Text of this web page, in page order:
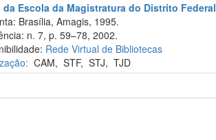
da Escola da Magistratura do Distrito Federal
Brasília, Amagis, 1995.
n. 7, p. 59–78, 2002.
Rede Virtual de Bibliotecas
CAM,STF,STJ,TJD